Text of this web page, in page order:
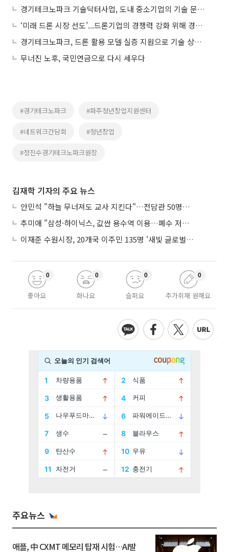
경기테크노파크 기술닥터사업, 도내 중소기업의 기술 문제 해결 나서
‘미래 드론 시장 선도’...드론기업의 경쟁력 강화 위해 경기테크노파크 지원사업 시작
경기테크노파크, 드론 활용 모델 실증 지원으로 기술 상용화 박차
무너진 노후, 국민연금으로 다시 세우다
#경기테크노파크 #파주청년창업지원센터
#네트워크간담회 #청년창업
#정진수경기테크노파크원장
김재학 기자의 주요 뉴스
안민석 "하늘 무너져도 교사 지킨다"…전담관 50명→300명, 교육감이 직접 고발
추미애 "삼성·하이닉스, 값싼 용수역 이용…폐수 저감 노력 안해"
이재준 수원시장, 20개국 이주민 135명 '새빛 글로벌프렌즈' 위촉
좋아요
0
화나요
0
슬퍼요
0
추가취재 원해요
0
주요뉴스
애플, 中 CXMT 메모리 탑재 시험…AI발